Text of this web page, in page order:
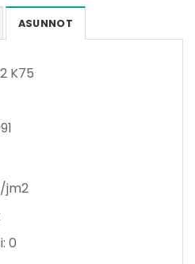
ASUNNOT
K75
jm2
0